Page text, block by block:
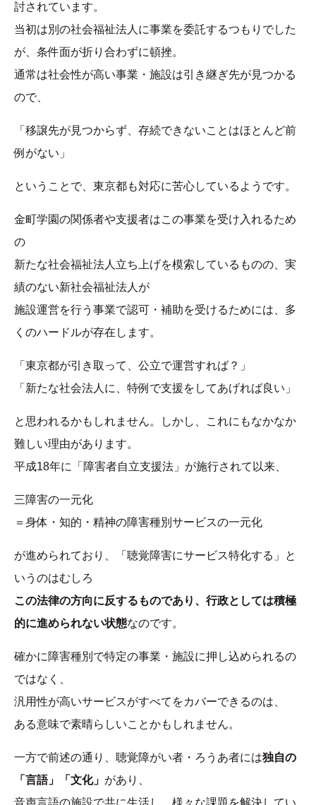
討されています。
当初は別の社会福祉法人に事業を委託するつもりでした
が、条件面が折り合わずに頓挫。
通常は社会性が高い事業・施設は引き継ぎ先が見つかる
ので、
「移譲先が見つからず、存続できないことはほとんど前
例がない」
ということで、東京都も対応に苦心しているようです。
金町学園の関係者や支援者はこの事業を受け入れるため
の
新たな社会福祉法人立ち上げを模索しているものの、実
績のない新社会福祉法人が
施設運営を行う事業で認可・補助を受けるためには、多
くのハードルが存在します。
「東京都が引き取って、公立で運営すれば？」
「新たな社会法人に、特例で支援をしてあげれば良い」
と思われるかもしれません。しかし、これにもなかなか
難しい理由があります。
平成18年に「障害者自立支援法」が施行されて以来、
三障害の一元化
＝身体・知的・精神の障害種別サービスの一元化
が進められており、「聴覚障害にサービス特化する」と
いうのはむしろ
この法律の方向に反するものであり、行政としては積極
的に進められない状態なのです。
確かに障害種別で特定の事業・施設に押し込められるの
ではなく、
汎用性が高いサービスがすべてをカバーできるのは、
ある意味で素晴らしいことかもしれません。
一方で前述の通り、聴覚障がい者・ろうあ者には独自の
「言語」「文化」 があり、